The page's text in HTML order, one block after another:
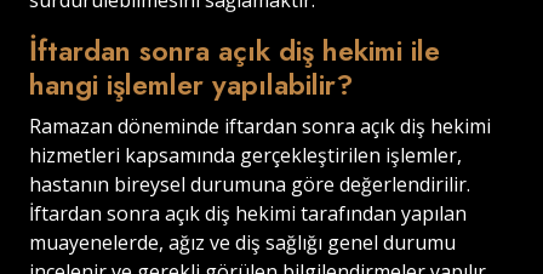
İftardan sonra açık diş hekimi ile
hangi işlemler yapılabilir?
Ramazan döneminde iftardan sonra açık diş hekimi
hizmetleri kapsamında gerçekleştirilen işlemler,
hastanın bireysel durumuna göre değerlendirilir.
İftardan sonra açık diş hekimi tarafından yapılan
muayenelerde, ağız ve diş sağlığı genel durumu